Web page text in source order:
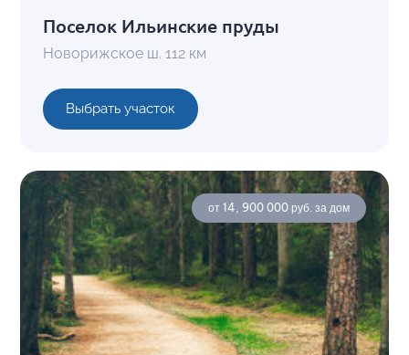
Поселок Ильинские пруды
Новорижское ш. 112 км
Выбрать участок
от 14, 900 000 руб. за дом